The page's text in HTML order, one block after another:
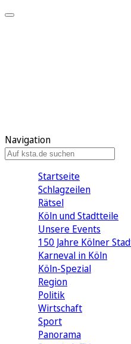
Navigation
Startseite
Schlagzeilen
Rätsel
Köln und Stadtteile
Unsere Events
150 Jahre Kölner
Karneval in Köln
Köln-Spezial
Region
Politik
Wirtschaft
Sport
Panorama